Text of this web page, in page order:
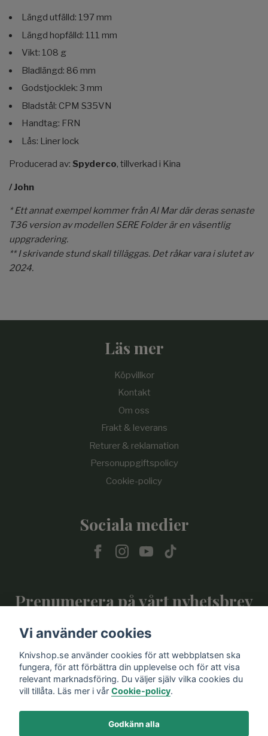
Längd utfälld: 197 mm
Längd hopfälld: 111 mm
Vikt: 108 g
Bladlängd: 86 mm
Godstjocklek: 3 mm
Bladstål: CPM S35VN
Handtag: FRN
Lås: Liner lock
Producerad av: Spyderco, tillverkad i Kina
/ John
* Ett annat exempel kommer från Al Mar där deras senaste
T36 version av modellen SERE Folder är en väsentlig
uppgradering.
** I skrivande stund skall tilläggas. Det råkar vara i slutet av
2024.
Läs mer
Köpvillkor
Kontakt
Om oss
Frakt & leverans
Returer & reklamation
Personuppgiftspolicy
Cookie-policy
Sociala medier
Prenumerera på vårt nyhetsbrev
Vi använder cookies
Knivshop.se använder cookies för att webbplatsen ska
fungera, för att förbättra din upplevelse och för att visa
relevant marknadsföring. Du väljer själv vilka cookies du
vill tillåta. Läs mer i vår Cookie-policy.
Godkänn alla